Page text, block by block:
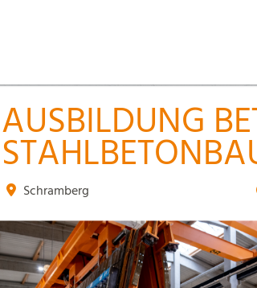
AUSBILDUNG
Schramberg